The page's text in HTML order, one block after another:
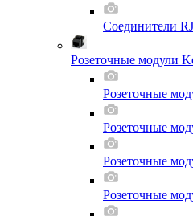
Соединители
Розеточные модули
Розеточные
Розеточные
Розеточные
Розеточные